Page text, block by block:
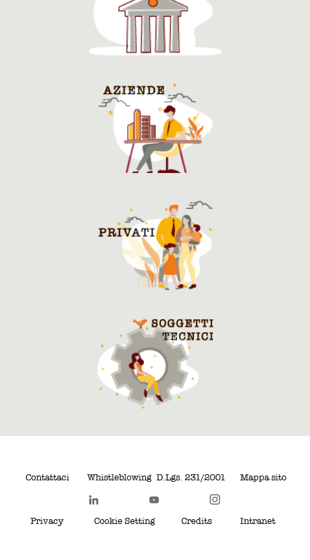
Contattaci Whistleblowing D.Lgs. 231/2001 Mappa sito
Privacy Cookie Setting Credits Intranet